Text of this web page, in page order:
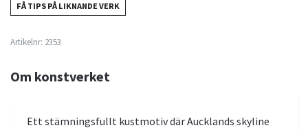
FÅ TIPS PÅ LIKNANDE VERK
Artikelnr: 2353
Om konstverket
Ett stämningsfullt kustmotiv där Aucklands skyline